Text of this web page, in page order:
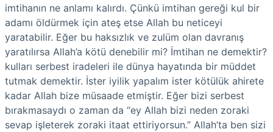
imtihanın ne anlamı kalırdı. Çünkü imtihan gereği kul bir
adamı öldürmek için ateş etse Allah bu neticeyi
yaratabilir. Eğer bu haksızlık ve zulüm olan davranış
yaratılırsa Allah’a kötü denebilir mi? İmtihan ne demektir?
kulları serbest iradeleri ile dünya hayatında bir müddet
tutmak demektir. İster iyilik yapalım ister kötülük ahirete
kadar Allah bize müsaade etmiştir. Eğer bizi serbest
bırakmasaydı o zaman da “ey Allah bizi neden zoraki
sevap işleterek zoraki itaat ettiriyorsun.” Allah’ta ben sizi